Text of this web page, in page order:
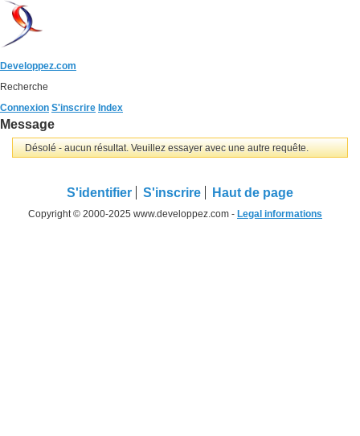
Developpez.com
Recherche
Connexion S'inscrire Index
Message
Désolé - aucun résultat. Veuillez essayer avec une autre requête.
S'identifier S'inscrire Haut de page
Copyright © 2000-2025 www.developpez.com - Legal informations